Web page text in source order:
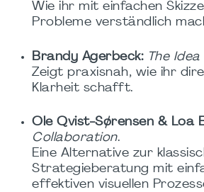
Wie ihr mit einfachen
Probleme verständlich
Brandy Agerbeck: The
Zeigt praxisnah, wie ihr
Klarheit schafft.
Ole Qvist-Sørensen & Loa
Collaboration.
Eine Alternative zur
Strategieberatung mit
effektiven visuellen